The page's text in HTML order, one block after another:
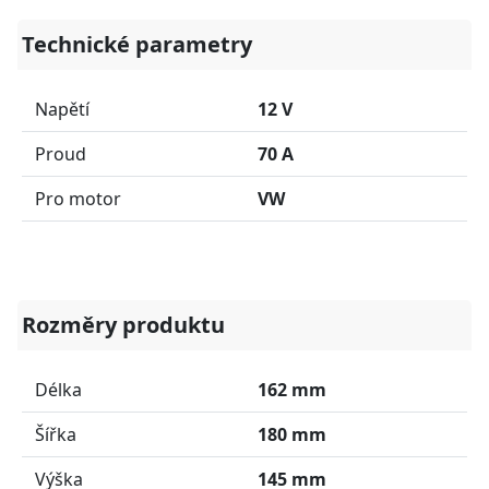
Technické parametry
Napětí
12 V
Proud
70 A
Pro motor
VW
Rozměry produktu
Délka
162 mm
Šířka
180 mm
Výška
145 mm